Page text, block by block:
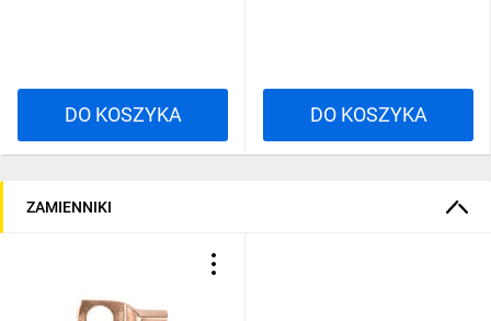
DO KOSZYKA DO KOSZYKA
ZAMIENNIKI